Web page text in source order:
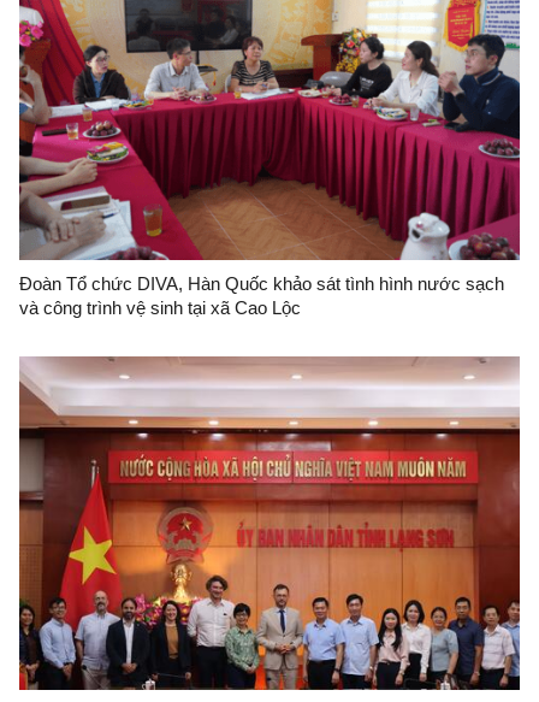
Đoàn Tổ chức DIVA, Hàn Quốc khảo sát tình hình nước sạch
và công trình vệ sinh tại xã Cao Lộc